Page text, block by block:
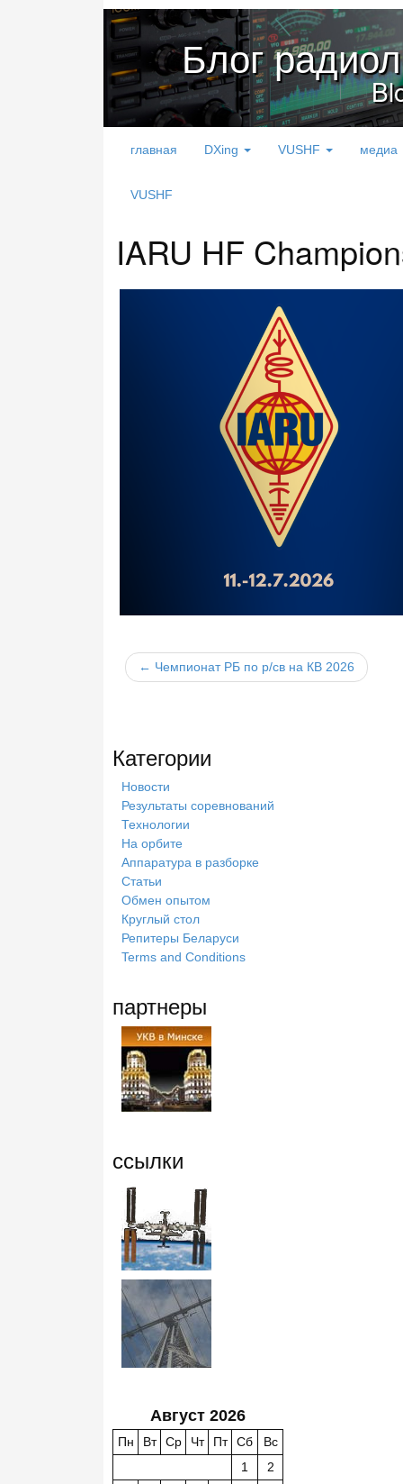
Блог
главная DXing VUSHF медиа
VUSHF
IARU HF
← Чемпионат РБ по р/св на КВ 2026
Категории
Новости
Результаты соревнований
Технологии
На орбите
Аппаратура в разборке
Статьи
Обмен опытом
Круглый стол
Репитеры Беларуси
Terms and Conditions
партнеры
ссылки
Август 2026
Пн Вт Ср Чт Пт Сб
Вс
1
2